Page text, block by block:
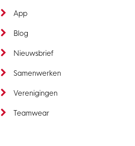
App
Blog
Nieuwsbrief
Samenwerken
Verenigingen
Teamwear